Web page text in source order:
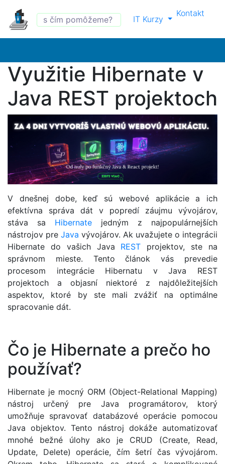
IT Kurzy
Kontakt
Využitie Hibernate v
Java REST projektoch
V dnešnej dobe, keď sú webové aplikácie a ich
efektívna správa dát v popredí záujmu vývojárov,
stáva sa Hibernate jedným z najpopulárnejších
nástrojov pre Java vývojárov. Ak uvažujete o integrácii
Hibernate do vašich Java REST projektov, ste na
správnom mieste. Tento článok vás prevedie
procesom integrácie Hibernatu v Java REST
projektoch a objasní niektoré z najdôležitejších
aspektov, ktoré by ste mali zvážiť na optimálne
spracovanie dát.
Čo je Hibernate a prečo ho
používať?
Hibernate je mocný ORM (Object-Relational Mapping)
nástroj určený pre Java programátorov, ktorý
umožňuje spravovať databázové operácie pomocou
Java objektov. Tento nástroj dokáže automatizovať
mnohé bežné úlohy ako je CRUD (Create, Read,
Update, Delete) operácie, čím šetrí čas vývojárom.